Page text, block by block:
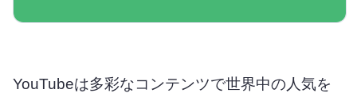
YouTubeは多彩なコンテンツで世界中の人気を